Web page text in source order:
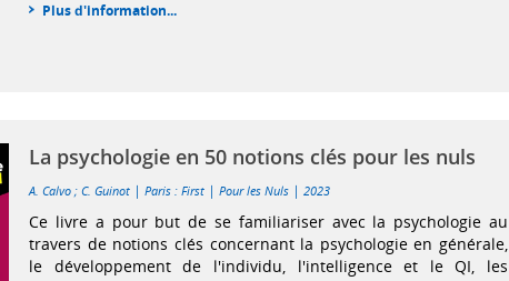
Plus d'information...
La psychologie en 50 notions clés pour les nuls
A. Calvo ;C. Guinot |Paris : First |Pour les Nuls |2023
Ce livre a pour but de se familiariser avec la psychologie au
travers de notions clés concernant la psychologie en générale,
le développement de l'individu, l'intelligence et le QI, les